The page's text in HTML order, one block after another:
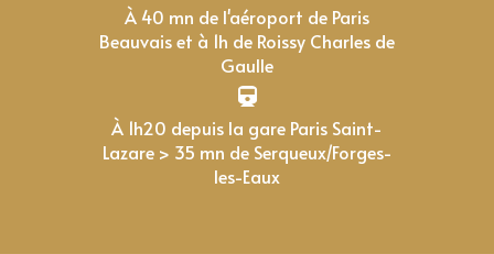
À 40 mn de l'aéroport de Paris
Beauvais et à 1h de Roissy Charles de
Gaulle
À 1h20 depuis la gare Paris Saint-
Lazare > 35 mn de Serqueux/Forges-
les-Eaux